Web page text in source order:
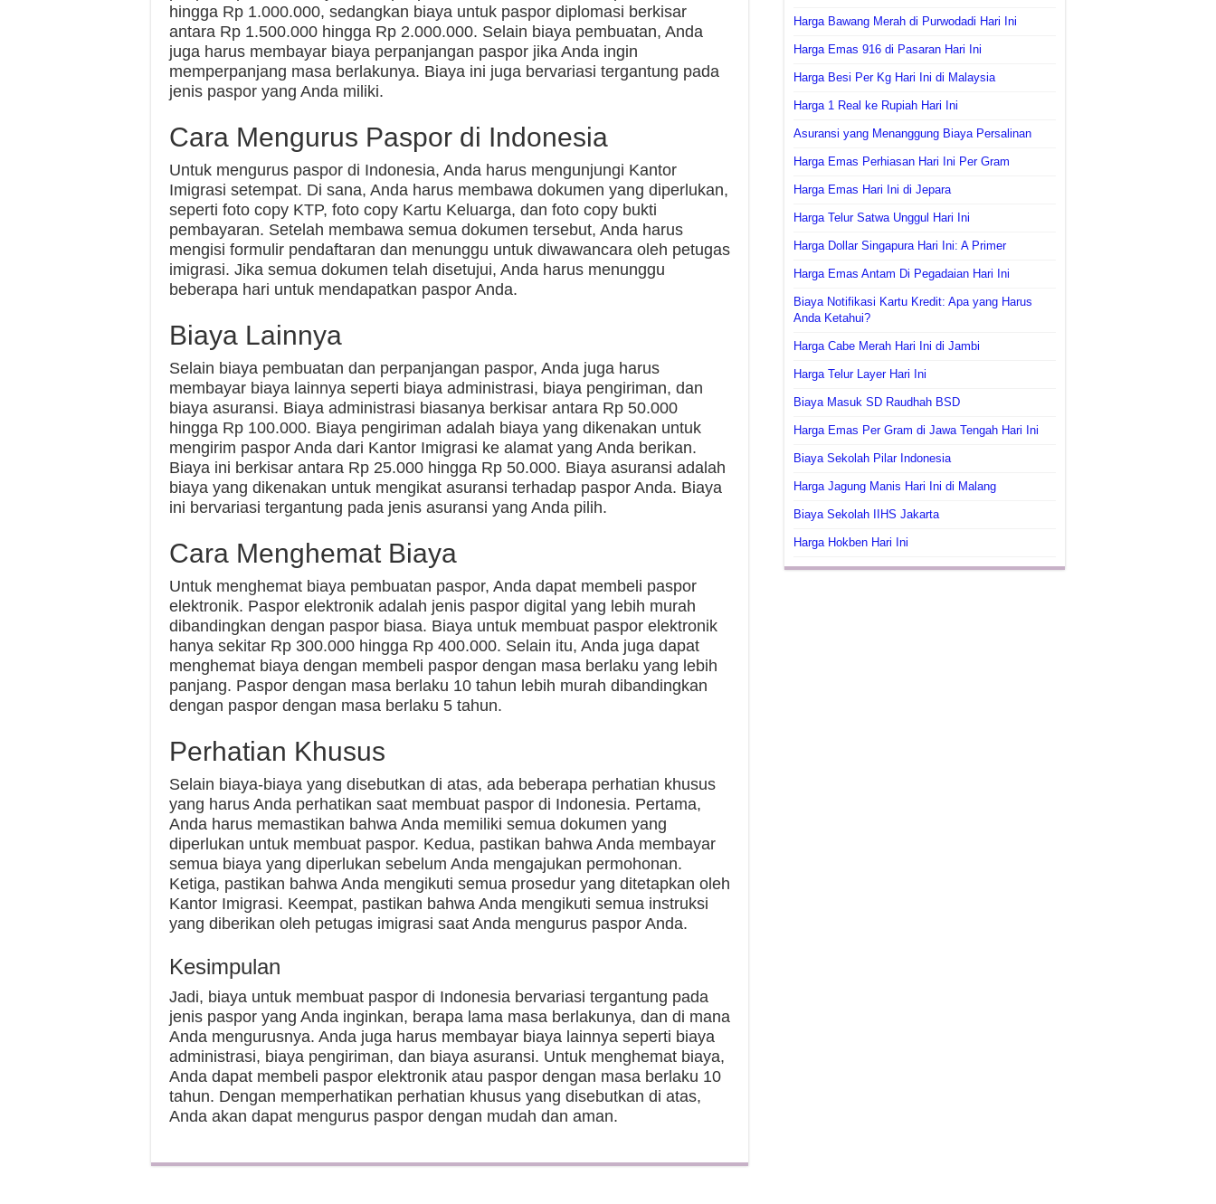
hingga Rp 1.000.000, sedangkan biaya untuk paspor diplomasi berkisar
antara Rp 1.500.000 hingga Rp 2.000.000. Selain biaya pembuatan, Anda
juga harus membayar biaya perpanjangan paspor jika Anda ingin
memperpanjang masa berlakunya. Biaya ini juga bervariasi tergantung pada
jenis paspor yang Anda miliki.
Cara Mengurus Paspor di Indonesia
Untuk mengurus paspor di Indonesia, Anda harus mengunjungi Kantor
Imigrasi setempat. Di sana, Anda harus membawa dokumen yang diperlukan,
seperti foto copy KTP, foto copy Kartu Keluarga, dan foto copy bukti
pembayaran. Setelah membawa semua dokumen tersebut, Anda harus
mengisi formulir pendaftaran dan menunggu untuk diwawancara oleh petugas
imigrasi. Jika semua dokumen telah disetujui, Anda harus menunggu
beberapa hari untuk mendapatkan paspor Anda.
Biaya Lainnya
Selain biaya pembuatan dan perpanjangan paspor, Anda juga harus
membayar biaya lainnya seperti biaya administrasi, biaya pengiriman, dan
biaya asuransi. Biaya administrasi biasanya berkisar antara Rp 50.000
hingga Rp 100.000. Biaya pengiriman adalah biaya yang dikenakan untuk
mengirim paspor Anda dari Kantor Imigrasi ke alamat yang Anda berikan.
Biaya ini berkisar antara Rp 25.000 hingga Rp 50.000. Biaya asuransi adalah
biaya yang dikenakan untuk mengikat asuransi terhadap paspor Anda. Biaya
ini bervariasi tergantung pada jenis asuransi yang Anda pilih.
Cara Menghemat Biaya
Untuk menghemat biaya pembuatan paspor, Anda dapat membeli paspor
elektronik. Paspor elektronik adalah jenis paspor digital yang lebih murah
dibandingkan dengan paspor biasa. Biaya untuk membuat paspor elektronik
hanya sekitar Rp 300.000 hingga Rp 400.000. Selain itu, Anda juga dapat
menghemat biaya dengan membeli paspor dengan masa berlaku yang lebih
panjang. Paspor dengan masa berlaku 10 tahun lebih murah dibandingkan
dengan paspor dengan masa berlaku 5 tahun.
Perhatian Khusus
Selain biaya-biaya yang disebutkan di atas, ada beberapa perhatian khusus
yang harus Anda perhatikan saat membuat paspor di Indonesia. Pertama,
Anda harus memastikan bahwa Anda memiliki semua dokumen yang
diperlukan untuk membuat paspor. Kedua, pastikan bahwa Anda membayar
semua biaya yang diperlukan sebelum Anda mengajukan permohonan.
Ketiga, pastikan bahwa Anda mengikuti semua prosedur yang ditetapkan oleh
Kantor Imigrasi. Keempat, pastikan bahwa Anda mengikuti semua instruksi
yang diberikan oleh petugas imigrasi saat Anda mengurus paspor Anda.
Kesimpulan
Jadi, biaya untuk membuat paspor di Indonesia bervariasi tergantung pada
jenis paspor yang Anda inginkan, berapa lama masa berlakunya, dan di mana
Anda mengurusnya. Anda juga harus membayar biaya lainnya seperti biaya
administrasi, biaya pengiriman, dan biaya asuransi. Untuk menghemat biaya,
Anda dapat membeli paspor elektronik atau paspor dengan masa berlaku 10
tahun. Dengan memperhatikan perhatian khusus yang disebutkan di atas,
Anda akan dapat mengurus paspor dengan mudah dan aman.
Harga Bawang Merah di Purwodadi Hari Ini
Harga Emas 916 di Pasaran Hari Ini
Harga Besi Per Kg Hari Ini di Malaysia
Harga 1 Real ke Rupiah Hari Ini
Asuransi yang Menanggung Biaya Persalinan
Harga Emas Perhiasan Hari Ini Per Gram
Harga Emas Hari Ini di Jepara
Harga Telur Satwa Unggul Hari Ini
Harga Dollar Singapura Hari Ini: A Primer
Harga Emas Antam Di Pegadaian Hari Ini
Biaya Notifikasi Kartu Kredit: Apa yang Harus
Anda Ketahui?
Harga Cabe Merah Hari Ini di Jambi
Harga Telur Layer Hari Ini
Biaya Masuk SD Raudhah BSD
Harga Emas Per Gram di Jawa Tengah Hari Ini
Biaya Sekolah Pilar Indonesia
Harga Jagung Manis Hari Ini di Malang
Biaya Sekolah IIHS Jakarta
Harga Hokben Hari Ini